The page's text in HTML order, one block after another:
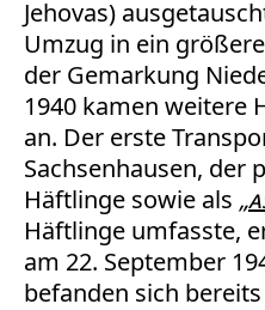
Jehovas)
Umzug in ein
der Gemarkung
1940 kamen weitere
an. Der erste
Sachsenhausen, der
Häftlinge sowie als „
Häftlinge umfasste,
am 22. September
befanden sich